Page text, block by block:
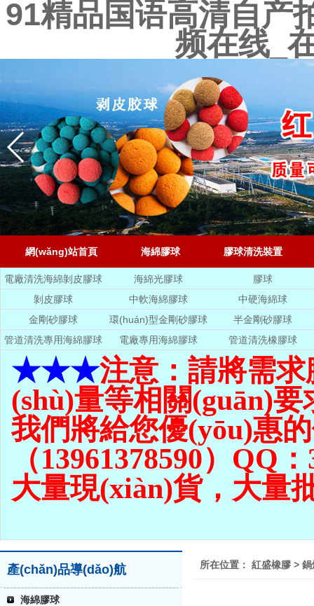
91精品国语高清自产
频在线_
網(wǎng)站首頁 海綿膠球 膠球清洗裝置
電廠清洗海綿剝皮膠球 海綿光膠球
膠球
剝皮膠球
中軟海綿膠球
中硬海綿球
金剛砂膠球
環(huán)型金剛砂膠球
半金剛砂膠球
管道清洗專用海綿膠球
電廠專用海綿膠球 管道清洗橡膠球
★★★注意：請將需求
(shù)量等相關(guān)
我們將給您優(yōu)惠
（13961378590）QQ
大量現(xiàn)貨，大
產(chǎn)品導(dǎo)航
海綿膠球
所在位置： 紅盛橡膠 > 鍋